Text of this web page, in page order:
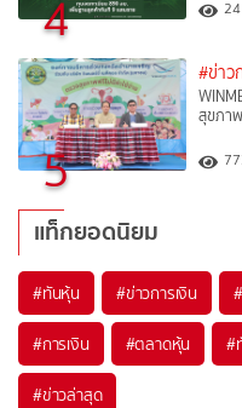
4 24
5
#ข่าว
สุขภา
แท็กยอดนิยม
#ทันหุ้น #ข่าวการเงิน #
#การเงิน #ตลาดหุ้น #
#ข่าวล่าสุด